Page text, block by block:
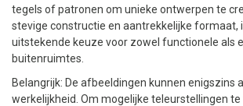
tegels of patronen om unieke ontwerpen te
stevige constructie en aantrekkelijke formaat,
uitstekende keuze voor zowel functionele als
buitenruimtes.
Belangrijk: De afbeeldingen kunnen enigszins
werkelijkheid. Om mogelijke teleurstellingen